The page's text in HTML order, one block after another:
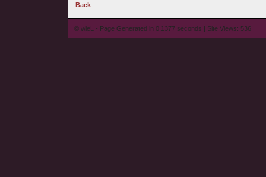
Back
© wieL - Page Generated in 0.1377 seconds | Site Views: 536